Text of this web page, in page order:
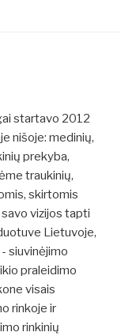
startavo 2012
nišoje: medinių,
prekyba,
traukinių,
skirtomis
vizijos tapti
Lietuvoje,
siuvinėjimo
praleidimo
visais
rinkoje ir
rinkinių